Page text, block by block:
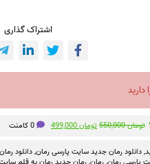
اشتراک گذاری
تومان550,000
قیمت
بود.
تومان499,000
قیمت
است.
0 کامنت
,دانلود رمان جدید سایت پارسی رمان,دانلود